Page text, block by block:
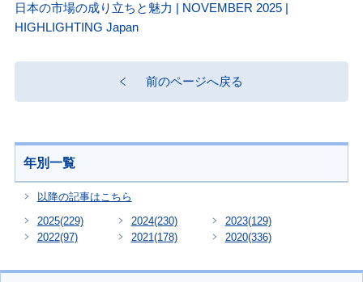
日本の市場の成り立ちと魅力 | NOVEMBER 2025 |
HIGHLIGHTING Japan
前のページへ戻る
年別一覧
以降の記事はこちら
2025(229) 2024(230) 2023(129)
2022(97) 2021(178) 2020(336)